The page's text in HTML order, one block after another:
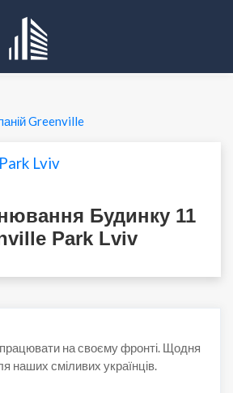
Greenville
Lviv
Будинку 11
Park Lviv
на своєму фронті. Щодня
наших сміливих українців. ⠀